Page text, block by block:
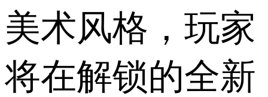
美术风格，玩家
将在解锁的全新